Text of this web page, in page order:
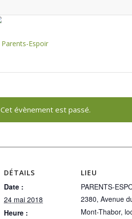
Cet évènement est passé.
DÉTAILS
Date :
24 mai 2018
Heure :
LIEU
PARENTS-
2380, Avenue
Mont-Thabor,